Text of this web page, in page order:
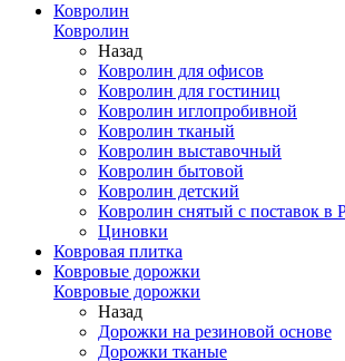
Ковролин
Ковролин
Назад
Ковролин для офисов
Ковролин для гостиниц
Ковролин иглопробивной
Ковролин тканый
Ковролин выставочный
Ковролин бытовой
Ковролин детский
Ковролин снятый с поставок в
Циновки
Ковровая плитка
Ковровые дорожки
Ковровые дорожки
Назад
Дорожки на резиновой основе
Дорожки тканые